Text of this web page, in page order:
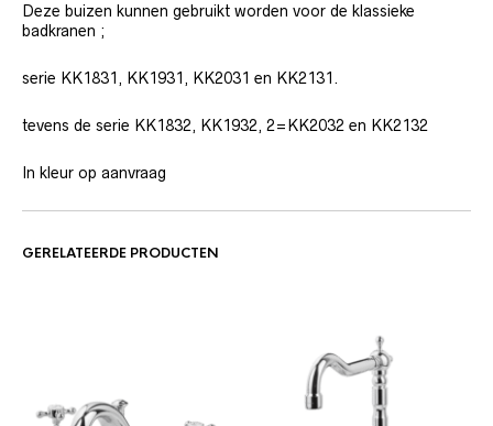
Deze buizen kunnen gebruikt worden voor de klassieke
badkranen ;
serie KK1831, KK1931, KK2031 en KK2131.
tevens de serie KK1832, KK1932, 2=KK2032 en KK2132
In kleur op aanvraag
GERELATEERDE PRODUCTEN